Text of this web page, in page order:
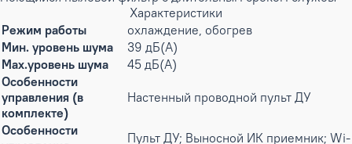
Характеристики
Режим работы
охлаждение, обогрев
Мин. уровень шума
39 дБ(А)
Max.уровень шума
45 дБ(А)
Особенности
управления (в
комплекте)
Настенный проводной пульт ДУ
Особенности
Пульт ДУ; Выносной ИК приемник; Wi-